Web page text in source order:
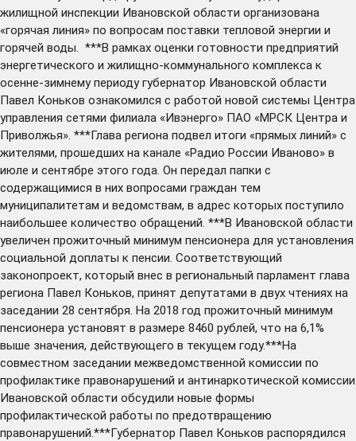
жилищной инспекции Ивановской области организована
«горячая линия» по вопросам поставки тепловой энергии и
горячей воды. ***В рамках оценки готовности предприятий
энергетического и жилищно-коммунального комплекса к
осенне-зимнему периоду губернатор Ивановской области
Павел Коньков ознакомился с работой новой системы Центра
управления сетями филиала «Ивэнерго» ПАО «МРСК Центра и
Приволжья». ***Глава региона подвел итоги «прямых линий» с
жителями, прошедших на канале «Радио России Иваново» в
июле и сентябре этого года. Он передал папки с
содержащимися в них вопросами граждан тем
муниципалитетам и ведомствам, в адрес которых поступило
наибольшее количество обращений. ***В Ивановской области
увеличен прожиточный минимум пенсионера для установления
социальной доплаты к пенсии. Соответствующий
законопроект, который внес в региональный парламент глава
региона Павел Коньков, принят депутатами в двух чтениях на
заседании 28 сентября. На 2018 год прожиточный минимум
пенсионера установят в размере 8460 рублей, что на 6,1%
выше значения, действующего в текущем году.***На
совместном заседании межведомственной комиссии по
профилактике правонарушений и антинаркотической комиссии
Ивановской области обсудили новые формы
профилактической работы по предотвращению
правонарушений.***Губернатор Павел Коньков распорядился